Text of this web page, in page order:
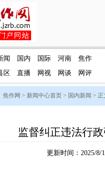
闻 国内 国际 河南
焦作
区 直播 网视 网谈 网评
焦作网 > 新闻中心首页 > 国内新闻 > 正
监督纠正违法行
更新时间：2025/